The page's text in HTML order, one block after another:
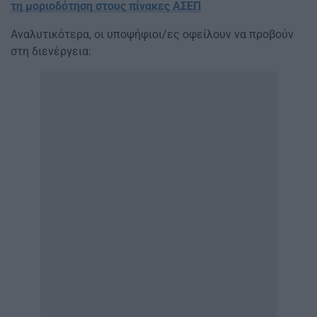
τη μοριοδότηση στους πίνακες ΑΣΕΠ
Αναλυτικότερα, οι υποψήφιοι/ες οφείλουν να προβούν
στη διενέργεια: